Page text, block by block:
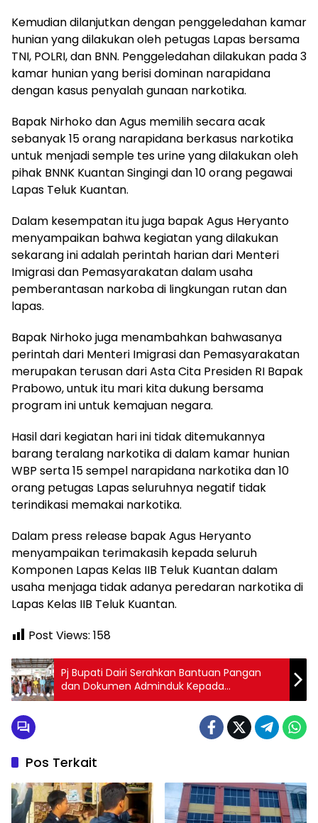
Kemudian dilanjutkan dengan penggeledahan kamar
hunian yang dilakukan oleh petugas Lapas bersama
TNI, POLRI, dan BNN. Penggeledahan dilakukan pada 3
kamar hunian yang berisi dominan narapidana
dengan kasus penyalah gunaan narkotika.
Bapak Nirhoko dan Agus memilih secara acak
sebanyak 15 orang narapidana berkasus narkotika
untuk menjadi semple tes urine yang dilakukan oleh
pihak BNNK Kuantan Singingi dan 10 orang pegawai
Lapas Teluk Kuantan.
Dalam kesempatan itu juga bapak Agus Heryanto
menyampaikan bahwa kegiatan yang dilakukan
sekarang ini adalah perintah harian dari Menteri
Imigrasi dan Pemasyarakatan dalam usaha
pemberantasan narkoba di lingkungan rutan dan
lapas.
Bapak Nirhoko juga menambahkan bahwasanya
perintah dari Menteri Imigrasi dan Pemasyarakatan
merupakan terusan dari Asta Cita Presiden RI Bapak
Prabowo, untuk itu mari kita dukung bersama
program ini untuk kemajuan negara.
Hasil dari kegiatan hari ini tidak ditemukannya
barang teralang narkotika di dalam kamar hunian
WBP serta 15 sempel narapidana narkotika dan 10
orang petugas Lapas seluruhnya negatif tidak
terindikasi memakai narkotika.
Dalam press release bapak Agus Heryanto
menyampaikan terimakasih kepada seluruh
Komponen Lapas Kelas IIB Teluk Kuantan dalam
usaha menjaga tidak adanya peredaran narkotika di
Lapas Kelas IIB Teluk Kuantan.
Post Views: 158
Pj Bupati Dairi Serahkan Bantuan Pangan
dan Dokumen Adminduk Kepada
Masyarakat Suka Dame
Pos Terkait